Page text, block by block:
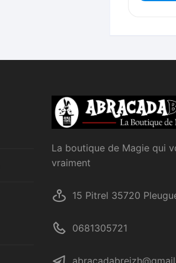
La boutique de Magie qui
vraiment
15 Pitrel 35720
0681305721